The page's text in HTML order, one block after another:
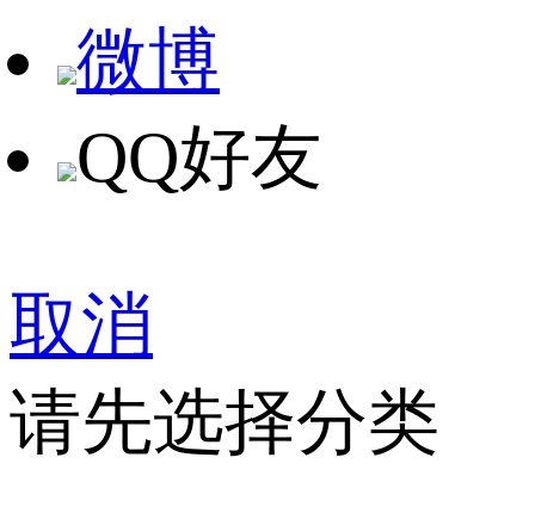
微博
QQ好友
取消
请先选择分类